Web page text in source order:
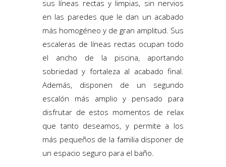
sus líneas rectas y limpias, sin nervios
en las paredes que le dan un acabado
más homogéneo y de gran amplitud. Sus
escaleras de líneas rectas ocupan todo
el ancho de la piscina, aportando
sobriedad y fortaleza al acabado final.
Además, disponen de un segundo
escalón más amplio y pensado para
disfrutar de estos momentos de relax
que tanto deseamos, y permite a los
más pequeños de la familia disponer de
un espacio seguro para el baño.